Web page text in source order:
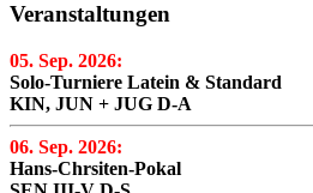
Veranstaltungen
05. Sep. 2026:
Solo-Turniere Latein & Standard
KIN, JUN + JUG D-A
06. Sep. 2026:
Hans-Chrsiten-Pokal